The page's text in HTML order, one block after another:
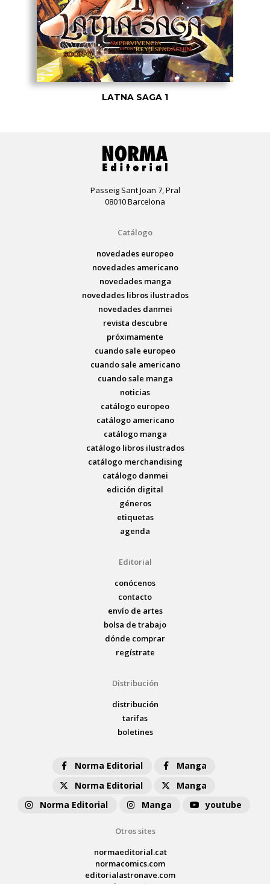
LATNA SAGA 1
Passeig Sant Joan 7, Pral
08010 Barcelona
Catálogo
novedades europeo
novedades americano
novedades manga
novedades libros ilustrados
novedades danmei
revista descubre
próximamente
cuando sale europeo
cuando sale americano
cuando sale manga
noticias
catálogo europeo
catálogo americano
catálogo manga
catálogo libros ilustrados
catálogo merchandising
catálogo danmei
edición digital
géneros
etiquetas
agenda
Editorial
conócenos
contacto
envío de artes
bolsa de trabajo
dónde comprar
regístrate
Distribución
distribución
tarifas
boletines
Norma Editorial
Manga
Norma Editorial
Manga
Norma Editorial
Manga youtube
Otros sites
normaeditorial.cat
normacomics.com
editorialastronave.com